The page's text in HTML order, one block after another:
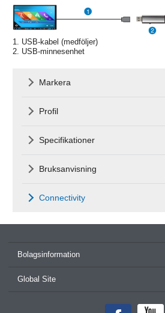
1. USB-kabel (medföljer)
2. USB-minnesenhet
Markera
Profil
Specifikationer
Bruksanvisning
Connectivity
Bolagsinformation
Global Site